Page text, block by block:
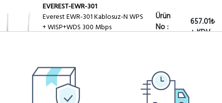
EVEREST-EWR-301
Everest EWR-301 Kablosuz-N WPS
+ WISP+WDS 300 Mbps
Ürün
No :
657.01₺
+ KDV